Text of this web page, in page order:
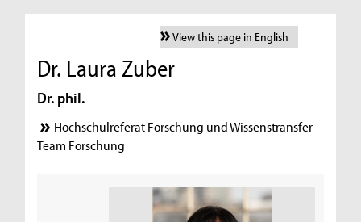
View this page in English
Dr. Laura Zuber
Dr. phil.
Hochschulreferat Forschung und Wissenstransfer
Team Forschung